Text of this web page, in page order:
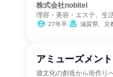
株式会社nobitel
理容・美容・エステ、生
27年卒 滋賀県、京
アミューズメン
遊文化の創造から街作り